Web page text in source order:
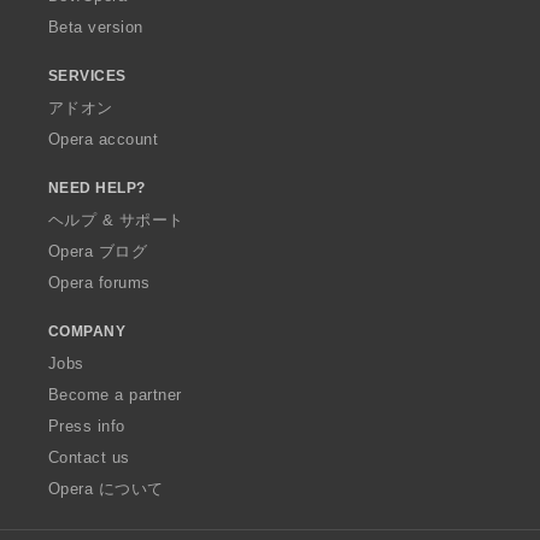
Beta version
SERVICES
アドオン
Opera account
NEED HELP?
ヘルプ & サポート
Opera ブログ
Opera forums
COMPANY
Jobs
Become a partner
Press info
Contact us
Opera について